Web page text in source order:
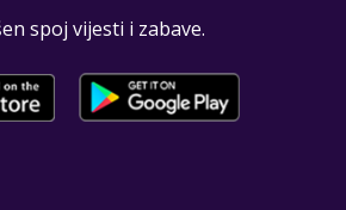
spoj vijesti i zabave.